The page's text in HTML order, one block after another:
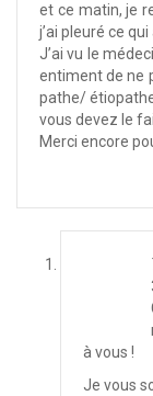
et ce matin, je
j’ai pleuré ce
J’ai vu le
entiment de ne
pathe/
vous devez le
Merci encore
à vous !
Je vous